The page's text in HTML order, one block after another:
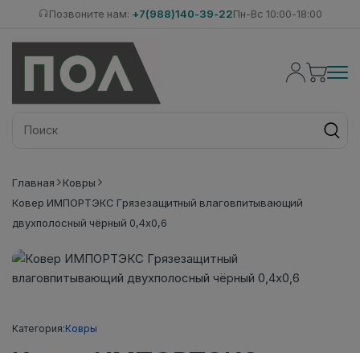
Позвоните нам: +7(988)140-39-22Пн-Вс 10:00-18:00
Главная
Ковры
Ковер ИМПОРТЭКС Грязезащитный влаговпитывающий
двухполосный чёрный 0,4х0,6
Категория:Ковры